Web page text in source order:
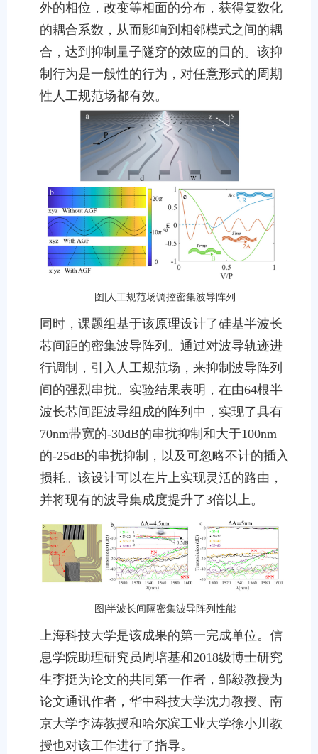
外的相位，改变等相面的分布，获得复数化
的耦合系数，从而影响到相邻模式之间的耦
合，达到抑制量子隧穿的效应的目的。该抑
制行为是一般性的行为，对任意形式的周期
性人工规范场都有效。
图|人工规范场调控密集波导阵列
同时，课题组基于该原理设计了硅基半波长
芯间距的密集波导阵列。通过对波导轨迹进
行调制，引入人工规范场，来抑制波导阵列
间的强烈串扰。实验结果表明，在由64根半
波长芯间距波导组成的阵列中，实现了具有
70nm带宽的-30dB的串扰抑制和大于100nm
的-25dB的串扰抑制，以及可忽略不计的插入
损耗。该设计可以在片上实现灵活的路由，
并将现有的波导集成度提升了3倍以上。
图|半波长间隔密集波导阵列性能
上海科技大学是该成果的第一完成单位。信
息学院助理研究员周培基和2018级博士研究
生李挺为论文的共同第一作者，邹毅教授为
论文通讯作者，华中科技大学沈力教授、南
京大学李涛教授和哈尔滨工业大学徐小川教
授也对该工作进行了指导。